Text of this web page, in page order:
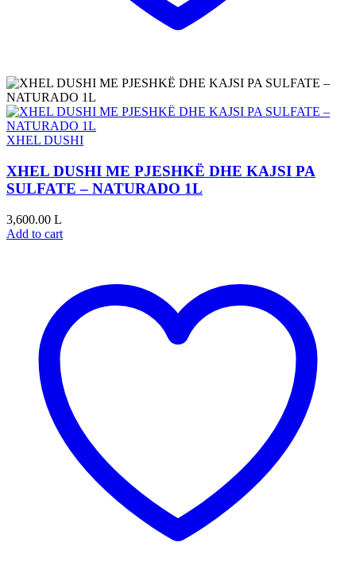
XHEL DUSHI
XHEL DUSHI ME PJESHKË DHE KAJSI PA
SULFATE – NATURADO 1L
3,600.00 L
Add to cart